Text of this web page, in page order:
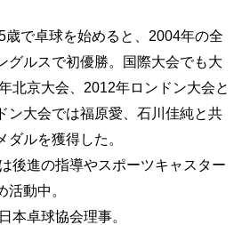
歳で卓球を始めると、2004年の全
グルスで初優勝。国際大会でも大
北京大会、2012年ロンドン大会と
ン大会では福原愛、石川佳純と共
ルを獲得した。
後進の指導やスポーツキャスター
動中。
本卓球協会理事。